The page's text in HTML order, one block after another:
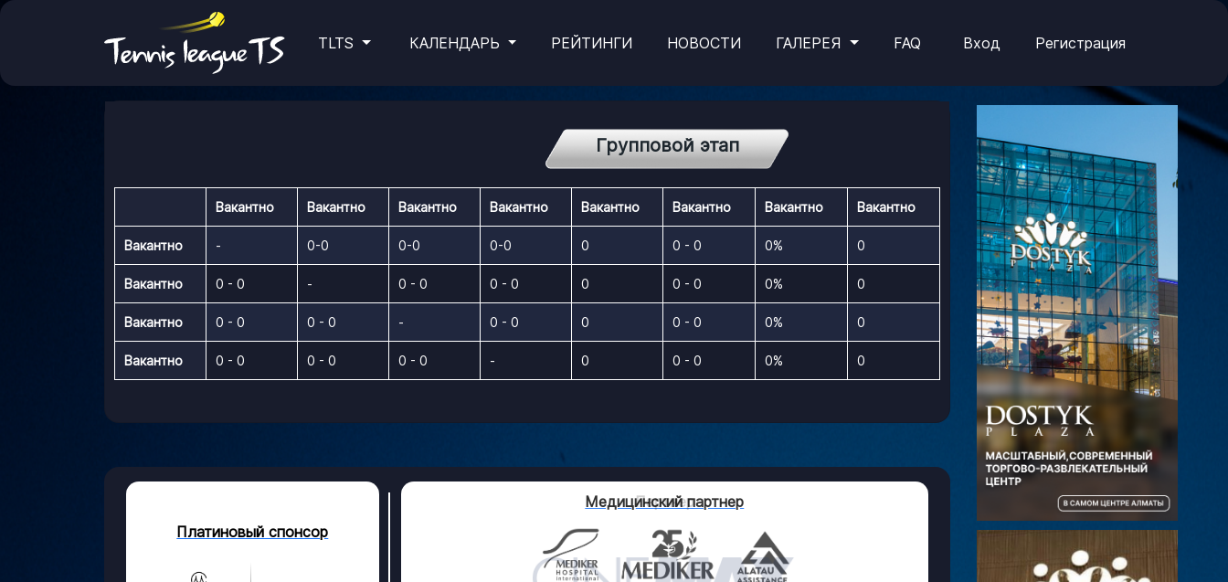
TLTS КАЛЕНДАРЬ РЕЙТИНГИ НОВОСТИ ГАЛЕРЕЯ FAQ Вход Регистрация
Групповой этап
Вакантно Вакантно Вакантно Вакантно Вакантно Вакантно Вакантно Вакантно
Вакантно - 0-0 0-0 0-0 0 0 - 0 0% 0
Вакантно 0 - 0 - 0 - 0 0 - 0 0 0 - 0 0% 0
Вакантно 0 - 0 0 - 0 - 0 - 0 0 0 - 0 0% 0
Вакантно 0 - 0 0 - 0 0 - 0 - 0 0 - 0 0% 0
Платиновый спонсор
Партнер